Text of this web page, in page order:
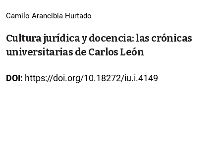
Camilo Arancibia Hurtado
Cultura jurídica y docencia: las crónicas
universitarias de Carlos León
DOI: https://doi.org/10.18272/iu.i.4149